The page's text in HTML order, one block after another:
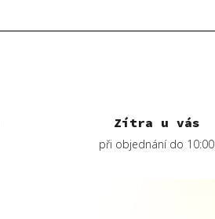
Zítra u vás
při objednání do 10:00